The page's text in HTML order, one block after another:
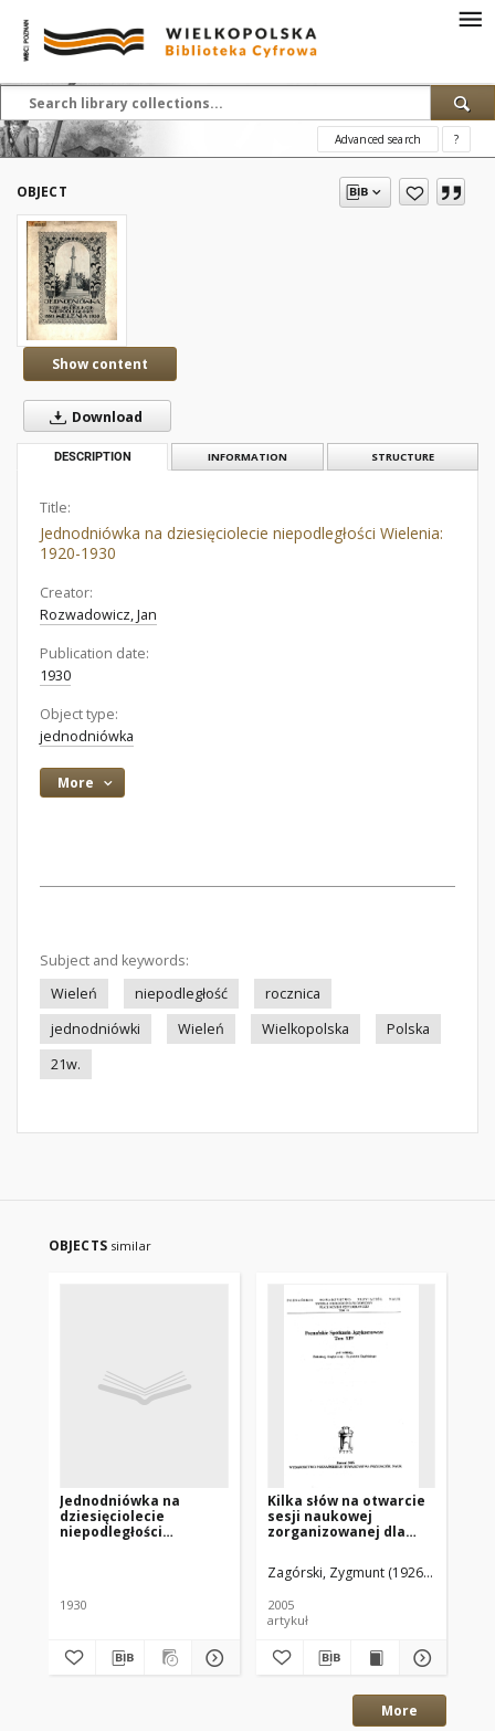
Advanced search ?
OBJECT
Show content
Download
DESCRIPTION INFORMATION STRUCTURE
Title:
Jednodniówka na dziesięciolecie niepodległości Wielenia:
1920-1930
Creator:
Rozwadowicz, Jan
Publication date:
1930
Object type:
jednodniówka
More
Subject and keywords:
Wieleń
niepodległość
rocznica
jednodniówki
Wieleń Wielkopolska
Polska
21w.
OBJECTS similar
Jednodniówka na
dziesięciolecie
niepodległości
1930
Kilka słów na otwarcie
sesji naukowej
zorganizowanej dla
odzyskania przez
Polskę niepodległości
Zagórski, Zygmunt (1926–2013)
2005
artykuł
More